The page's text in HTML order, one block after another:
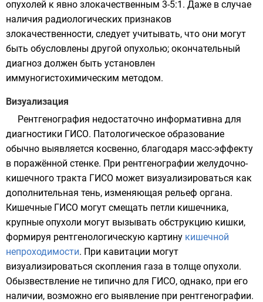
опухолей к явно злокачественным 3-5:1. Даже в случае
наличия радиологических признаков
злокачественности, следует учитывать, что они могут
быть обусловлены другой опухолью; окончательный
диагноз должен быть установлен
иммуногистохимическим методом.
Визуализация
Рентгенография недостаточно информативна для
диагностики ГИСО. Патологическое образование
обычно выявляется косвенно, благодаря масс-эффекту
в поражённой стенке. При рентгенографии желудочно-
кишечного тракта ГИСО может визуализироваться как
дополнительная тень, изменяющая рельеф органа.
Кишечные ГИСО могут смещать петли кишечника,
крупные опухоли могут вызывать обструкцию кишки,
формируя рентгенологическую картину кишечной
непроходимости. При кавитации могут
визуализироваться скопления газа в толще опухоли.
Обызвествление не типично для ГИСО, однако, при его
наличии, возможно его выявление при рентгенографии.